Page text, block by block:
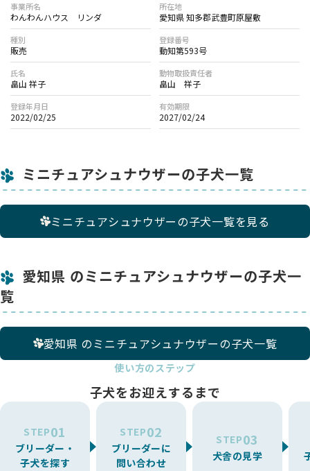
事業所名
わんわんハウス リンダ
所在地
愛知県 知多郡武豊町原屋敷
種別
販売
登録番号
動知第593号
氏名
畠山 祥子
動物取扱責任者
畠山 祥子
登録年月日
2022/02/25
有効期限
2027/02/24
ミニチュアシュナウザーの子犬一覧
ミニチュアシュナウザーの子犬一覧を見る
愛知県 のミニチュアシュナウザーの子犬一
覧
愛知県 のミニチュアシュナウザーの子犬一覧
使い方のステップ
子犬をお迎えするまで
STEP01
ブリーダー・
子犬を探す
STEP02
ブリーダーに
問い合わせ
STEP03
犬舎の見学